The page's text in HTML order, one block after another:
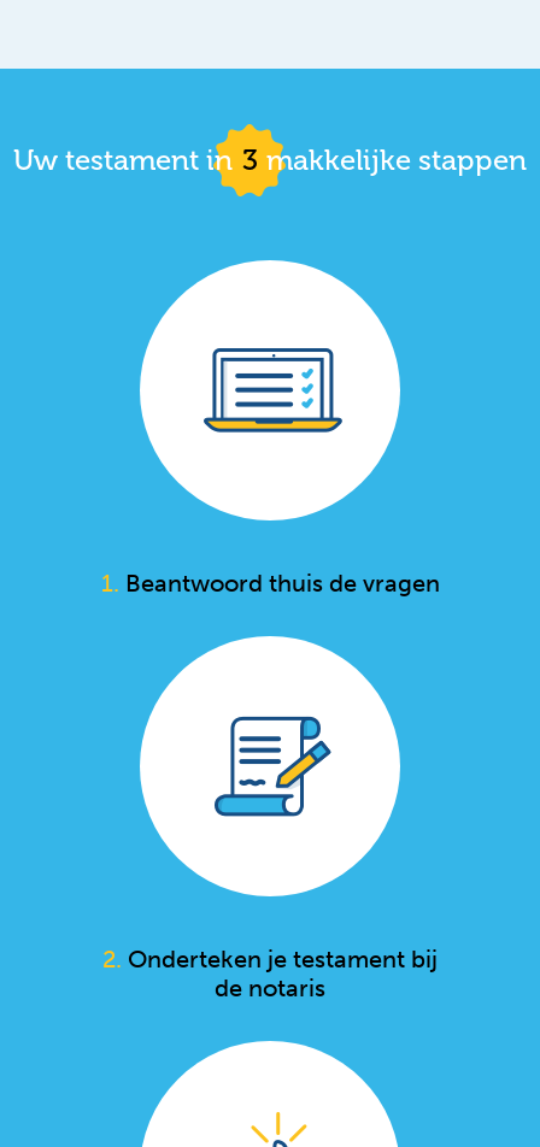
Uw testament in 3 makkelijke stappen
1. Beantwoord thuis de vragen
2. Onderteken je testament bij
de notaris